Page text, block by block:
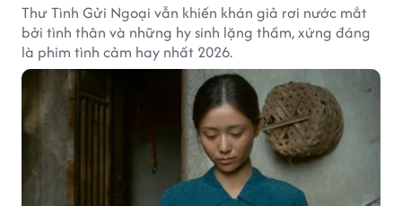
Thư Tình Gửi Ngoại vẫn khiến khán giả rơi nước mắt
bởi tình thân và những hy sinh lặng thầm, xứng đáng
là phim tình cảm hay nhất 2026.